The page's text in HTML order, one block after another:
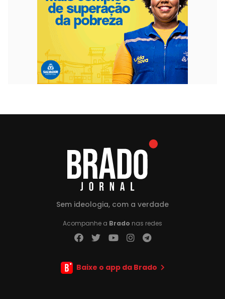
Sem ideologia, com a verdade
Acompanhe a Brado nas redes
Baixe o app da Brado